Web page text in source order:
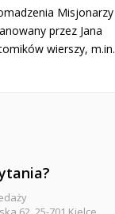
Misjonarzy
przez Jana
wierszy, m.in.